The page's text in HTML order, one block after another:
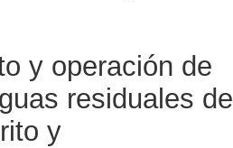
y operación de
residuales de
y